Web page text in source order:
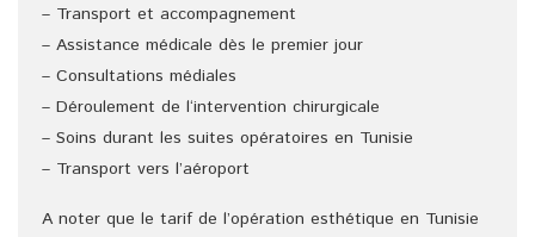
– Transport et accompagnement
– Assistance médicale dès le premier jour
– Consultations médiales
– Déroulement de l‘intervention chirurgicale
– Soins durant les suites opératoires en Tunisie
– Transport vers l’aéroport
A noter que le tarif de l’opération esthétique en Tunisie